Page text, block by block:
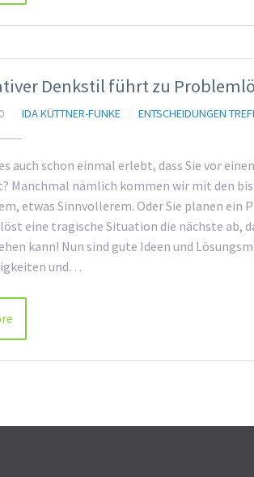
Denkstil führt zu
IDA KÜTTNER-FUNKE ENTSCHEIDUNGEN
auch schon einmal erlebt, dass Sie vor
Manchmal nämlich kommen wir mit den
etwas Sinnvollerem. Oder Sie planen
eine tragische Situation die nächste ab,
kann! Nun sind gute Ideen und
und…